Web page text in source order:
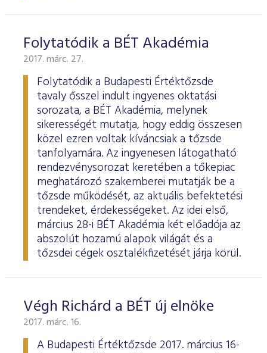
Folytatódik a BÉT Akadémia
2017. márc. 27.
Folytatódik a Budapesti Értéktőzsde
tavaly ősszel indult ingyenes oktatási
sorozata, a BÉT Akadémia, melynek
sikerességét mutatja, hogy eddig összesen
közel ezren voltak kíváncsiak a tőzsde
tanfolyamára. Az ingyenesen látogatható
rendezvénysorozat keretében a tőkepiac
meghatározó szakemberei mutatják be a
tőzsde működését, az aktuális befektetési
trendeket, érdekességeket. Az idei első,
március 28-i BÉT Akadémia két előadója az
abszolút hozamú alapok világát és a
tőzsdei cégek osztalékfizetését járja körül.
Végh Richárd a BÉT új elnöke
2017. márc. 16.
A Budapesti Értéktőzsde 2017. március 16-